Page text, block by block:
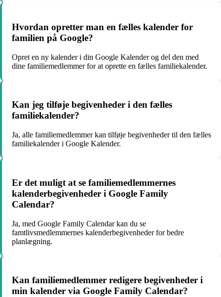
Hvordan opretter man en fælles kalender for
familien på Google?
Opret en ny kalender i din Google Kalender og del den med
dine familiemedlemmer for at oprette en fælles familiekalender.
Kan jeg tilføje begivenheder i den fælles
familiekalender?
Ja, alle familiemedlemmer kan tilføje begivenheder til den fælles
familiekalender i Google Kalender.
Er det muligt at se familiemedlemmernes
kalenderbegivenheder i Google Family
Calendar?
Ja, med Google Family Calendar kan du se
famtlivsmedlemmernes kalenderbegivenheder for bedre
planlægning.
Kan familiemedlemmer redigere begivenheder i
min kalender via Google Family Calendar?